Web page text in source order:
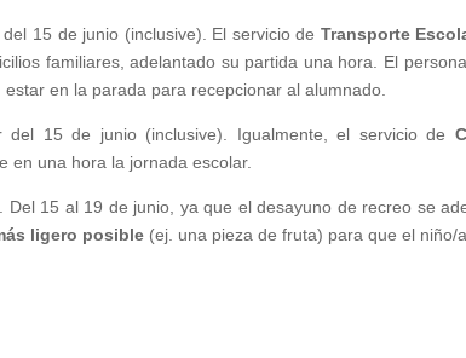
15 de junio (inclusive). El servicio de Transporte
familiares, adelantado su partida una hora. El
estar en la parada para recepcionar al alumnado.
del 15 de junio (inclusive). Igualmente, el servicio de
en una hora la jornada escolar.
. Del 15 al 19 de junio, ya que el desayuno de recreo se
ligero posible (ej. una pieza de fruta) para que el niño/